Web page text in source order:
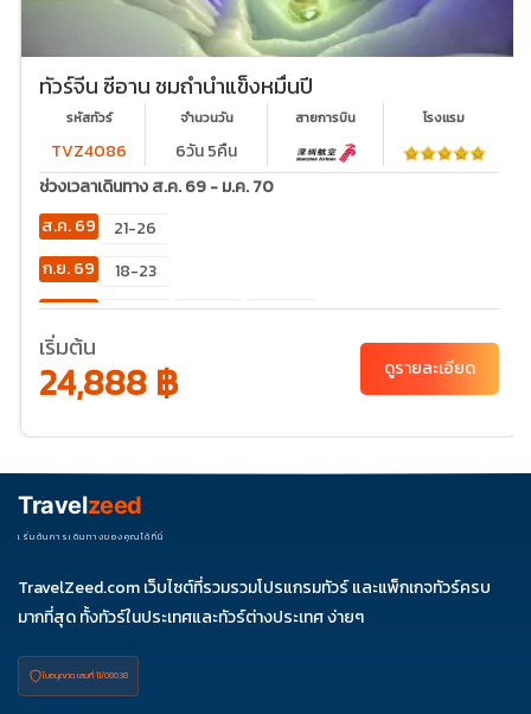
ทัวร์จีน ซีอาน ชมถ้ำน้ำแข็งหมื่นปี
รหัสทัวร์
TVZ4086
จำนวนวัน
6วัน 5คืน
สายการบิน โรงเเรม
ช่วงเวลาเดินทาง ส.ค. 69 - ม.ค. 70
ส.ค. 69
21-26
ก.ย. 69
18-23
ต.ค. 69
02-
23-28
30-
พ.ย. 69
20-
ม.ค. 70
01-06
เริ่มต้น
24,888 ฿ ดูรายละเอียด
Travelzeed
เริ่มต้นการเดินทางของคุณได้ที่นี่
TravelZeed.com เว็บไซต์ที่รวมรวมโปรแกรมทัวร์ และแพ็กเกจทัวร์ครบ
มากที่สุด ทั้งทัวร์ในประเทศและทัวร์ต่างประเทศ ง่ายๆ
ใบอนุญาต เลขที่ 11/08038